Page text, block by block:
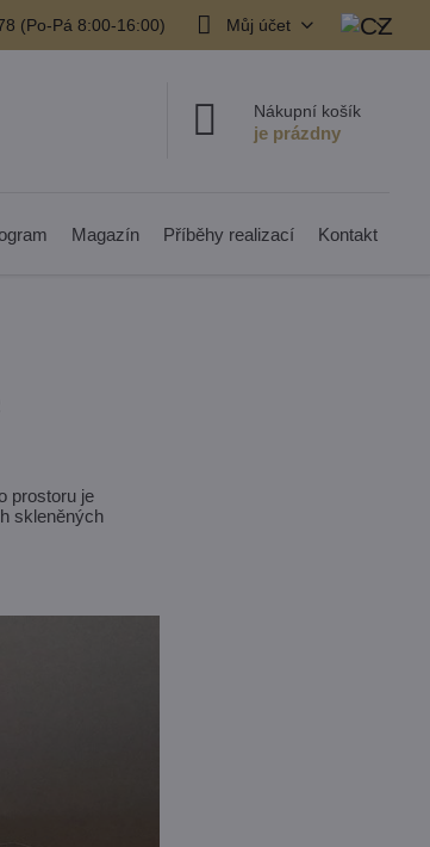
(Po-Pá 8:00-16:00) Můj účet
Nákupní košík
Magazín Příběhy realizací Kontakt
prostoru je
skleněných